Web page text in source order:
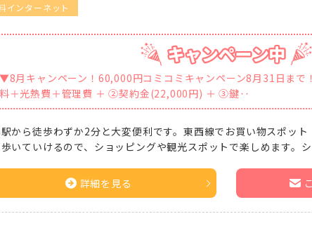
インターネット
月キャンペーン！60,000円コミコミキャンペーン8月31日ま
＋光熱費＋管理費 ＋ ②契約金(22,000円) ＋ ③鍵‥
から徒歩わずか2分と大変便利です。東西線でお買い物スポッ
いていけるので、ショッピングや観光スポットで楽しめます。
詳細を見る